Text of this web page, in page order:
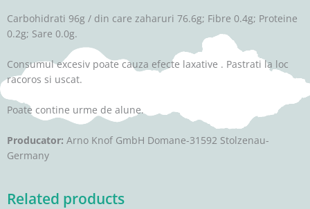
Carbohidrati 96g / din care zaharuri 76.6g; Fibre 0.4g; Proteine
0.2g; Sare 0.0g.
Consumul excesiv poate cauza efecte laxative . Pastrati la loc
racoros si uscat.
Poate contine urme de alune.
Producator: Arno Knof GmbH Domane-31592 Stolzenau-
Germany
Related products